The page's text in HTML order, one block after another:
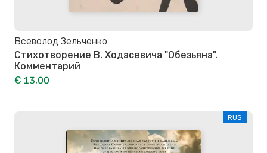
Всеволод Зельченко
Стихотворение В. Ходасевича "Обезьяна".
Комментарий
€ 13,00
RUS